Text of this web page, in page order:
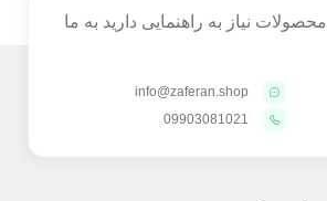
نیاز به راهنمایی دارید به ما
info@zaferan.shop
09903081021